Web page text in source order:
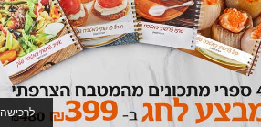
לרכישה
לאתר המשחקים